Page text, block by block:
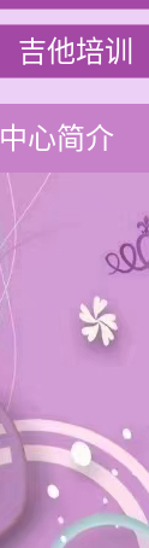
吉他培训
中心简介